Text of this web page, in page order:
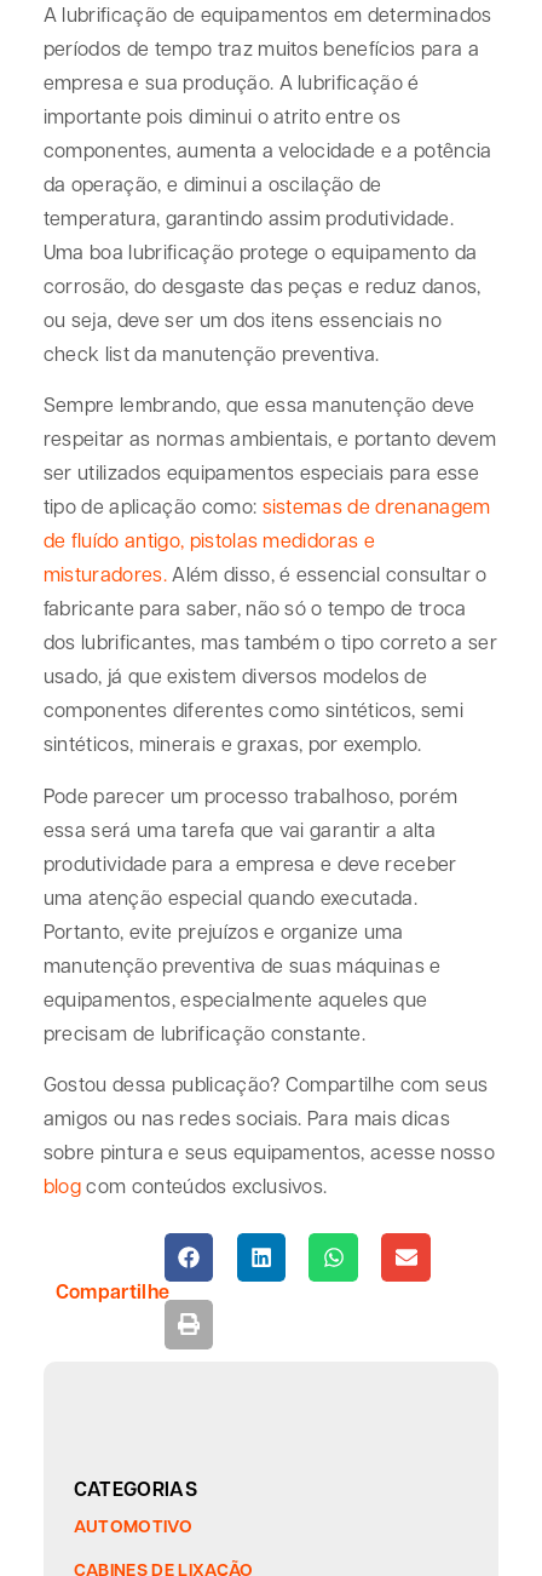
A lubrificação de equipamentos em determinados
períodos de tempo traz muitos benefícios para a
empresa e sua produção. A lubrificação é
importante pois diminui o atrito entre os
componentes, aumenta a velocidade e a potência
da operação, e diminui a oscilação de
temperatura, garantindo assim produtividade.
Uma boa lubrificação protege o equipamento da
corrosão, do desgaste das peças e reduz danos,
ou seja, deve ser um dos itens essenciais no
check list da manutenção preventiva.
Sempre lembrando, que essa manutenção deve
respeitar as normas ambientais, e portanto devem
ser utilizados equipamentos especiais para esse
tipo de aplicação como: sistemas de drenanagem
de fluído antigo, pistolas medidoras e
misturadores.Além disso, é essencial consultar o
fabricante para saber, não só o tempo de troca
dos lubrificantes, mas também o tipo correto a ser
usado, já que existem diversos modelos de
componentes diferentes como sintéticos, semi
sintéticos, minerais e graxas, por exemplo.
Pode parecer um processo trabalhoso, porém
essa será uma tarefa que vai garantir a alta
produtividade para a empresa e deve receber
uma atenção especial quando executada.
Portanto, evite prejuízos e organize uma
manutenção preventiva de suas máquinas e
equipamentos, especialmente aqueles que
precisam de lubrificação constante.
Gostou dessa publicação? Compartilhe com seus
amigos ou nas redes sociais. Para mais dicas
sobre pintura e seus equipamentos, acesse nosso
blogcom conteúdos exclusivos.
Compartilhe
CATEGORIAS
AUTOMOTIVO
CABINES DE LIXAÇÃO